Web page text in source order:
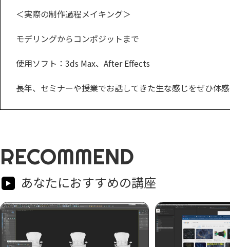
＜実際の制作過程メイキング＞
モデリングからコンポジットまで
使用ソフト：3ds Max、After Effects
長年、セミナーや授業でお話してきた生な感じをぜひ体
RECOMMEND
あなたにおすすめの講座